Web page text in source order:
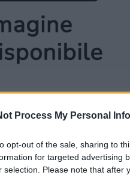
Process My Personal
opt-out of the sale, sharing to
for targeted advertising
selection. Please note that after
è aggiudicato la corona di
del concorso dedicato, è
bandisce un premio per
mondo.
è andato al